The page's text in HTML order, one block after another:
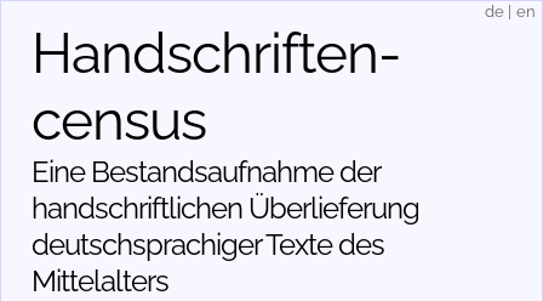
Handschriften­
census
Eine Bestandsaufnahme der
handschriftlichen Über­lieferung
deutschsprachiger Texte des
Mittelalters
de en